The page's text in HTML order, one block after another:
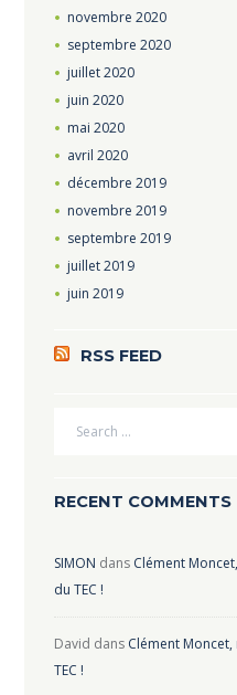
novembre 2020
septembre 2020
juillet2020
juin 2020
mai 2020
avril 2020
décembre 2019
novembre 2019
septembre 2019
juillet2019
juin 2019
RSS FEED
RECENT COMMENTS
SIMON dans Clément
du TEC !
David dans Clément
TEC !